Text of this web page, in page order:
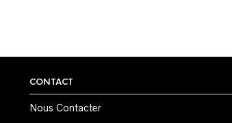
CONTACT
Nous Contacter